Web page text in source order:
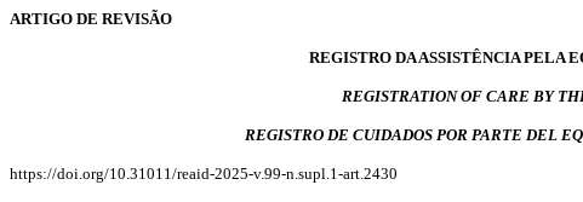
ARTIGO DE REVISÃO
REGISTRO DA ASSISTÊNCIA PELA
REGISTRATION OF CARE BY
REGISTRO DE CUIDADOS POR PARTE DEL
https://doi.org/10.31011/reaid-2025-v.99-n.supl.1-art.2430